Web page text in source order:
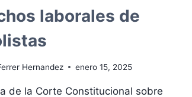
laborales de
Hernandez enero 15, 2025
de la Corte Constitucional sobre